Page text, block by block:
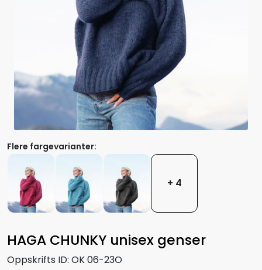
HAGA CHUNKY unisex genser
Oppskrifts ID: OK 06-23O
Flere fargevarianter:
+ 4